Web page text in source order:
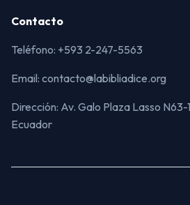
Contacto
Teléfono: +593 2-247-5563
Email: contacto@labibliadice.org
Dirección: Av. Galo Plaza Lasso
Ecuador